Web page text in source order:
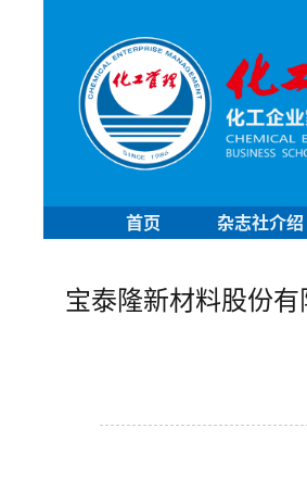
首页 杂志社介绍
宝泰隆新材料股份有